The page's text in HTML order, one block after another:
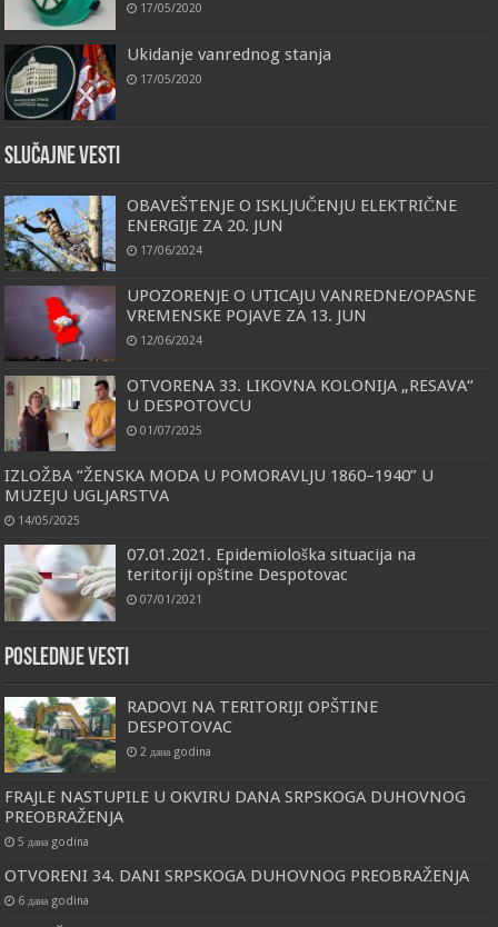
17/05/2020
Ukidanje vanrednog stanja
17/05/2020
Slučajne vesti
OBAVEŠTENJE O ISKLJUČENJU ELEKTRIČNE
ENERGIJE ZA 20. JUN
17/06/2024
UPOZORENJE O UTICAJU VANREDNE/OPASNE
VREMENSKE POJAVE ZA 13. JUN
12/06/2024
OTVORENA 33. LIKOVNA KOLONIJA „RESAVA“
U DESPOTOVCU
01/07/2025
IZLOŽBA “ŽENSKA MODA U POMORAVLJU 1860–1940” U
MUZEJU UGLJARSTVA
14/05/2025
07.01.2021. Epidemiološka situacija na
teritoriji opštine Despotovac
07/01/2021
Poslednje vesti
RADOVI NA TERITORIJI OPŠTINE
DESPOTOVAC
2 дана godina
FRAJLE NASTUPILE U OKVIRU DANA SRPSKOGA DUHOVNOG
PREOBRAŽENJA
5 дана godina
OTVORENI 34. DANI SRPSKOGA DUHOVNOG PREOBRAŽENJA
6 дана godina